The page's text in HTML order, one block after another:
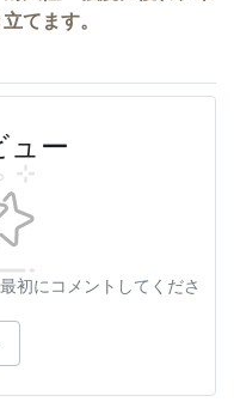
てます。
ュー
初にコメントしてくださ